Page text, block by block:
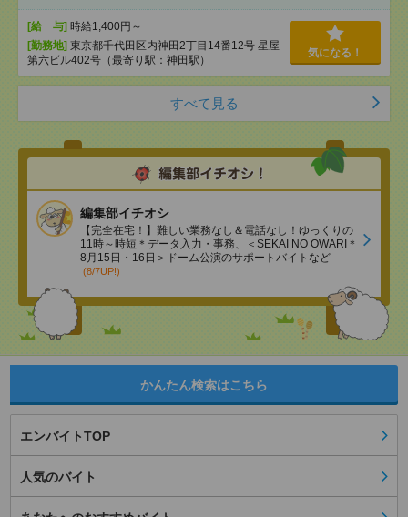
[給 与] 時給1,400円～
[勤務地] 東京都千代田区内神田2丁目14番12号 星屋
第六ビル402号（最寄り駅：神田駅）
気になる！
すべて見る
編集部イチオシ
【完全在宅！】難しい業務なし＆電話なし！ゆっくりの
11時～時短＊データ入力・事務、＜SEKAI NO OWARI＊
8月15日・16日＞ドーム公演のサポートバイトなど
(8/7UP!)
かんたん検索はこちら
エンバイトTOP
人気のバイト